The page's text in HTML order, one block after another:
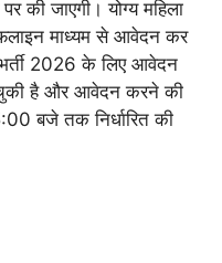
की जाएगी। योग्य महिला
माध्यम से आवेदन कर
2026 के लिए आवेदन
है और आवेदन करने की
बजे तक निर्धारित की